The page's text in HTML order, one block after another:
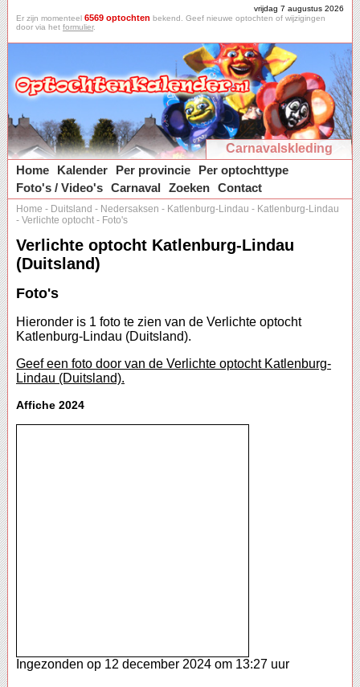
vrijdag 7 augustus 2026
Er zijn momenteel 6569 optochten bekend. Geef nieuwe optochten of wijzigingen
door via het formulier.
Carnavalskleding
Home
Kalender Per provincie
Per optochttype
Foto's / Video's Carnaval Zoeken Contact
Home - Duitsland - Nedersaksen - Katlenburg-Lindau - Katlenburg-Lindau
- Verlichte optocht - Foto's
Verlichte optocht Katlenburg-Lindau
(Duitsland)
Foto's
Hieronder is 1 foto te zien van de Verlichte optocht
Katlenburg-Lindau (Duitsland).
Geef een foto door van de Verlichte optocht Katlenburg-
Lindau (Duitsland).
Affiche 2024
Ingezonden op 12 december 2024 om 13:27 uur